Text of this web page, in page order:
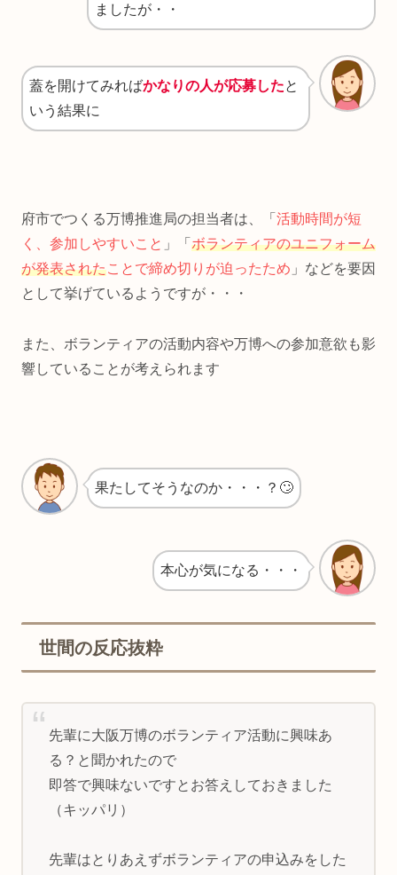
ましたが・・
蓋を開けてみればかなりの人が応募したと
いう結果に
府市でつくる万博推進局の担当者は、「 活動時間が短
く、参加しやすいこと 」「 ボランティアのユニフォーム
が発表されたことで締め切りが迫ったため 」などを要因
として挙げているようですが・・・
また、ボランティアの活動内容や万博への参加意欲も影
響していることが考えられます
果たしてそうなのか・・・？🙄
本心が気になる・・・
世間の反応抜粋
先輩に大阪万博のボランティア活動に興味あ
る？と聞かれたので
即答で興味ないですとお答えしておきました
（キッパリ）
先輩はとりあえずボランティアの申込みをした